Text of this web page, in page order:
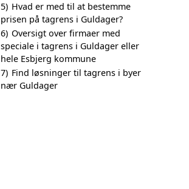
5) Hvad er med til at bestemme
prisen på tagrens i Guldager?
6) Oversigt over firmaer med
speciale i tagrens i Guldager eller
hele Esbjerg kommune
7) Find løsninger til tagrens i byer
nær Guldager